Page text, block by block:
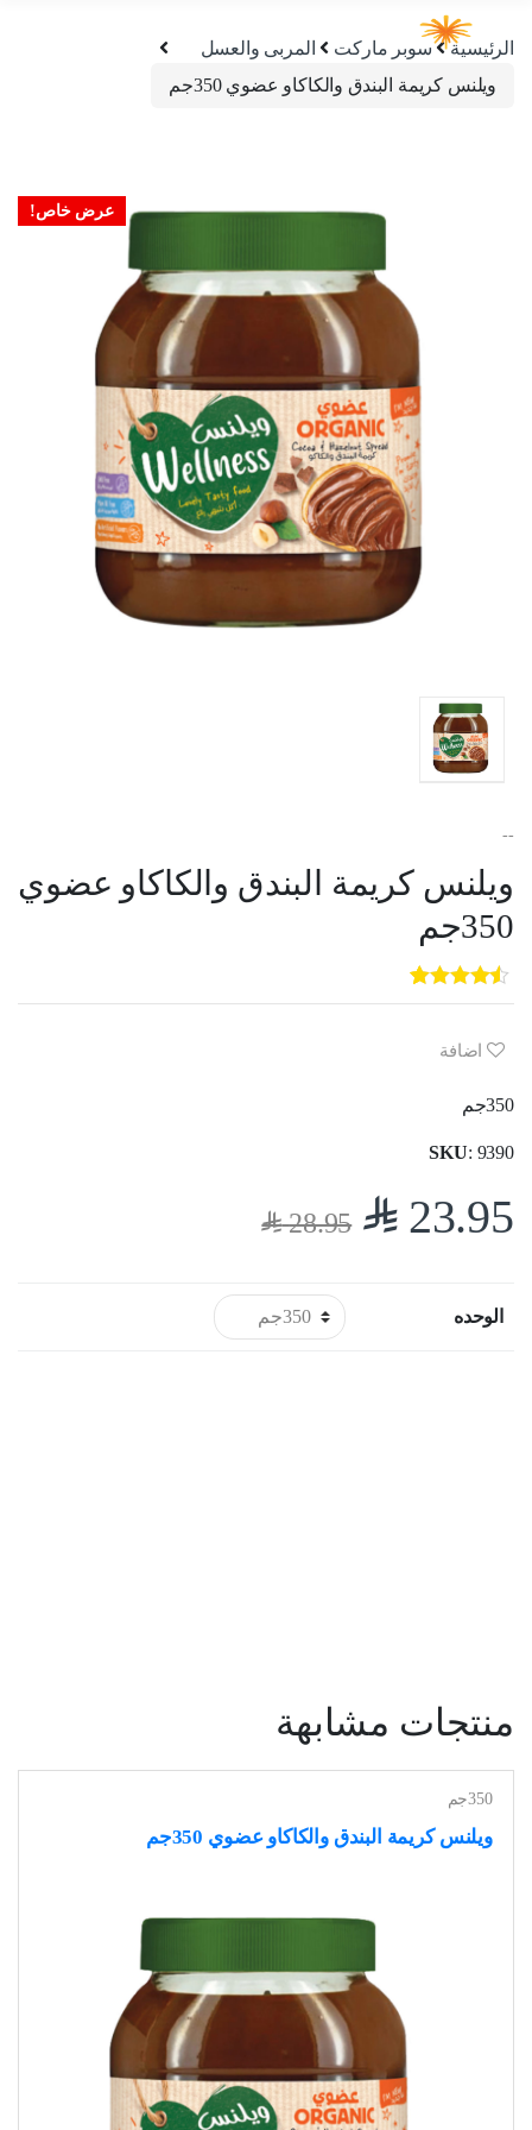
الرئيسية سوبر ماركت
المربى والعسل
ويلنس كريمة البندق والكاكاو عضوي 350جم
عرض خاص!
--
ويلنس كريمة البندق والكاكاو عضوي
350جم
5
out of
5
3
customer
ratings
اضافة
350جم
SKU: 9390
23.95
$
28.95
$
الوحده
منتجات مشابهة
350جم
ويلنس كريمة البندق والكاكاو عضوي 350جم